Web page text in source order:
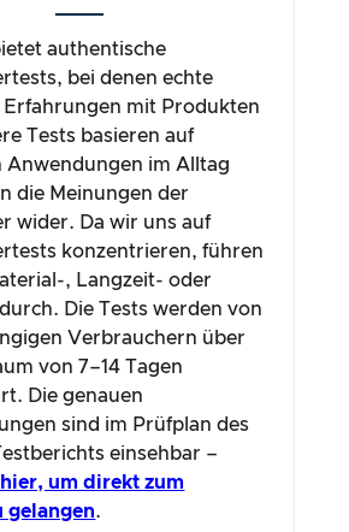
authentische
bei denen echte
Erfahrungen mit Produkten
Tests basieren auf
Anwendungen im Alltag
die Meinungen der
wider. Da wir uns auf
konzentrieren, führen
, Langzeit- oder
Die Tests werden von
Verbrauchern über
von 7–14 Tagen
Die genauen
sind im Prüfplan des
einsehbar –
um direkt zum
gelangen.